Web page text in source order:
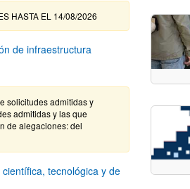
HASTA EL 14/08/2026
de infraestructura
solicitudes admitidas y
admitidas y las que
de alegaciones: del
tecnológica y de